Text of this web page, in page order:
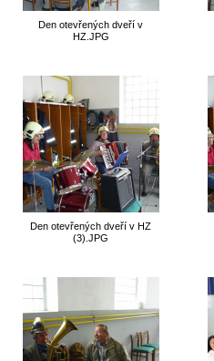
Den otevřených dveří v
HZ.JPG
Den otevřených dveří v HZ
(3).JPG